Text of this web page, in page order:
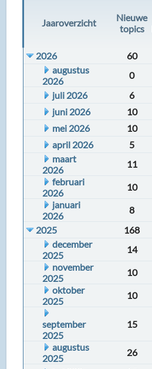
Jaaroverzicht
Nieuwe
topics
2026
60
augustus
2026
0
juli 2026
6
juni 2026
10
mei 2026
10
april 2026
5
maart
2026
11
februari
2026
10
januari
2026
8
2025
168
december
2025
14
november
2025
10
oktober
2025
10
september
2025
15
augustus
2025
26